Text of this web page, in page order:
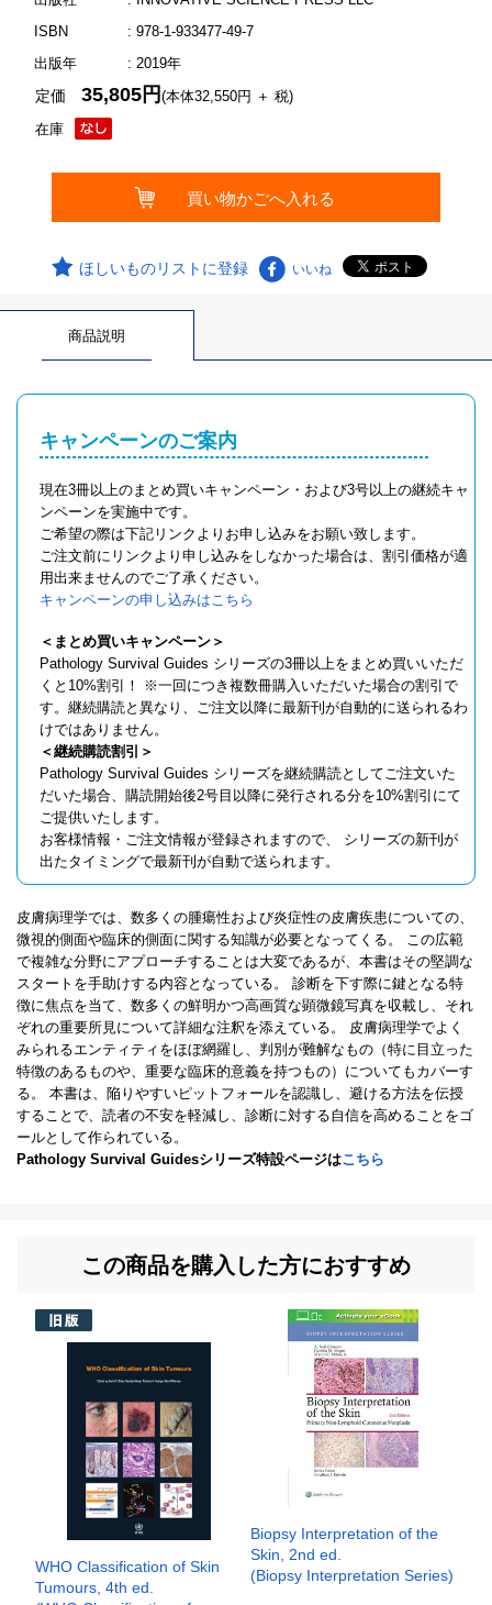
ISBN
: 978-1-933477-49-7
出版年
: 2019年
在庫
定価35,805円(本体32,550円 ＋ 税)
ほしいものリストに登録 いいね
商品説明
キャンペーンのご案内
現在3冊以上のまとめ買いキャンペーン・および3号以上の継続キャ
ンペーンを実施中です。
ご希望の際は下記リンクよりお申し込みをお願い致します。
ご注文前にリンクより申し込みをしなかった場合は、割引価格が適
用出来ませんのでご了承ください。
キャンペーンの申し込みはこちら
＜まとめ買いキャンペーン＞
Pathology Survival Guides シリーズの3冊以上をまとめ買いいただ
くと10%割引！ ※一回につき複数冊購入いただいた場合の割引で
す。継続購読と異なり、ご注文以降に最新刊が自動的に送られるわ
けではありません。
＜継続購読割引＞
Pathology Survival Guides シリーズを継続購読としてご注文いた
だいた場合、購読開始後2号目以降に発行される分を10%割引にて
ご提供いたします。
お客様情報・ご注文情報が登録されますので、 シリーズの新刊が
出たタイミングで最新刊が自動で送られます。
皮膚病理学では、数多くの腫瘍性および炎症性の皮膚疾患についての、
微視的側面や臨床的側面に関する知識が必要となってくる。 この広範
で複雑な分野にアプローチすることは大変であるが、本書はその堅調な
スタートを手助けする内容となっている。 診断を下す際に鍵となる特
徴に焦点を当て、数多くの鮮明かつ高画質な顕微鏡写真を収載し、それ
ぞれの重要所見について詳細な注釈を添えている。 皮膚病理学でよく
みられるエンティティをほぼ網羅し、判別が難解なもの（特に目立った
特徴のあるものや、重要な臨床的意義を持つもの）についてもカバーす
る。 本書は、陥りやすいピットフォールを認識し、避ける方法を伝授
することで、読者の不安を軽減し、診断に対する自信を高めることをゴ
ールとして作られている。
Pathology Survival Guidesシリーズ特設ページはこちら
この商品を購入した方におすすめ
WHO Classification of Skin
Tumours, 4th ed.
Biopsy Interpretation of the
Skin, 2nd ed.
(Biopsy Interpretation Series)